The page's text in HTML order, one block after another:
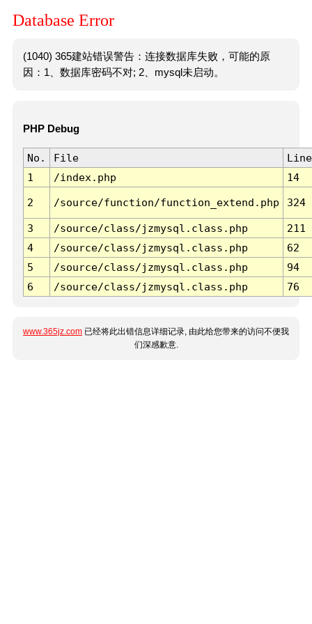
Database Error
(1040) 365建站错误警告：连接数据库失败，可能的原
因：1、数据库密码不对; 2、mysql未启动。
PHP Debug
No. File
Line
1
/index.php 14
2 /source/function/function_extend.php 324
3 /source/class/jzmysql.class.php
211
4
/source/class/jzmysql.class.php
62
5
/source/class/jzmysql.class.php
94
6
/source/class/jzmysql.class.php 76
www.365jz.com 已经将此出错信息详细记录, 由此给您带来的访问不便我
们深感歉意.